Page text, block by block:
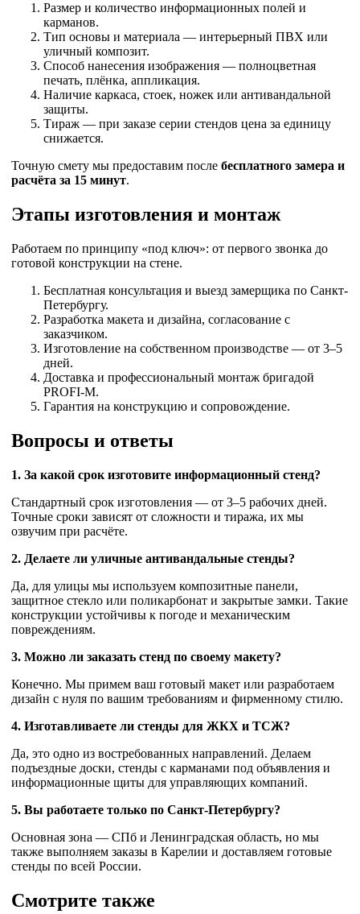
Размер и количество информационных полей и
карманов.
Тип основы и материала — интерьерный ПВХ или
уличный композит.
Способ нанесения изображения — полноцветная
печать, плёнка, аппликация.
Наличие каркаса, стоек, ножек или антивандальной
защиты.
Тираж — при заказе серии стендов цена за единицу
снижается.
Точную смету мы предоставим после бесплатного замера и
расчёта за 15 минут.
Этапы изготовления и монтаж
Работаем по принципу «под ключ»: от первого звонка до
готовой конструкции на стене.
Бесплатная консультация и выезд замерщика по Санкт-
Петербургу.
Разработка макета и дизайна, согласование с
заказчиком.
Изготовление на собственном производстве — от 3–5
дней.
Доставка и профессиональный монтаж бригадой
PROFI-M.
Гарантия на конструкцию и сопровождение.
Вопросы и ответы
1. За какой срок изготовите информационный стенд?
Стандартный срок изготовления — от 3–5 рабочих дней.
Точные сроки зависят от сложности и тиража, их мы
озвучим при расчёте.
2. Делаете ли уличные антивандальные стенды?
Да, для улицы мы используем композитные панели,
защитное стекло или поликарбонат и закрытые замки. Такие
конструкции устойчивы к погоде и механическим
повреждениям.
3. Можно ли заказать стенд по своему макету?
Конечно. Мы примем ваш готовый макет или разработаем
дизайн с нуля по вашим требованиям и фирменному стилю.
4. Изготавливаете ли стенды для ЖКХ и ТСЖ?
Да, это одно из востребованных направлений. Делаем
подъездные доски, стенды с карманами под объявления и
информационные щиты для управляющих компаний.
5. Вы работаете только по Санкт-Петербургу?
Основная зона — СПб и Ленинградская область, но мы
также выполняем заказы в Карелии и доставляем готовые
стенды по всей России.
Смотрите также